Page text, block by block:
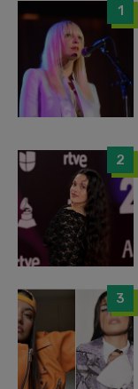
1
2
3